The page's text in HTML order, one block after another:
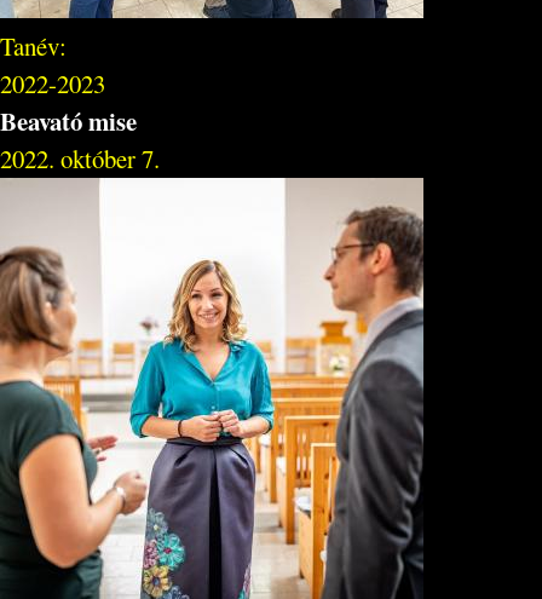
Tanév:
2022-2023
Beavató mise
2022. október 7.